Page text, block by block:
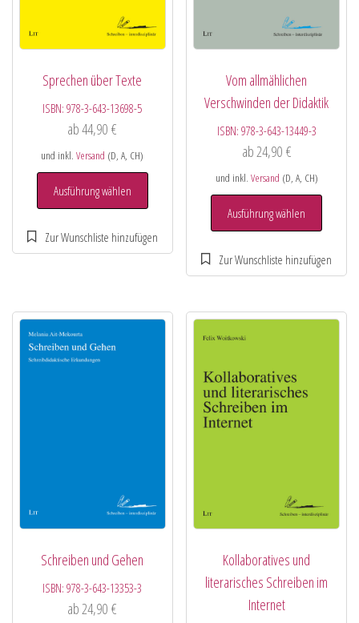
Sprechen über Texte
ISBN:978-3-643-13698-5
ab44,90€
und inkl.Versand (D, A, CH)
Ausführung wählen
Vom allmählichen
Verschwinden der Didaktik
ISBN: 978-3-643-13449-3
ab24,90 €
und inkl. Versand (D, A, CH)
Ausführung wählen
Schreiben und Gehen
ISBN:978-3-643-13353-3
ab 24,90€
Kollaboratives und
literarisches Schreiben im
Internet